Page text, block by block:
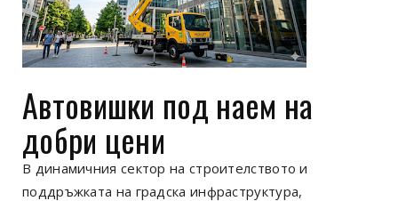
Автовишки под наем на
добри цени
В динамичния сектор на строителството и
поддръжката на градска инфраструктура,